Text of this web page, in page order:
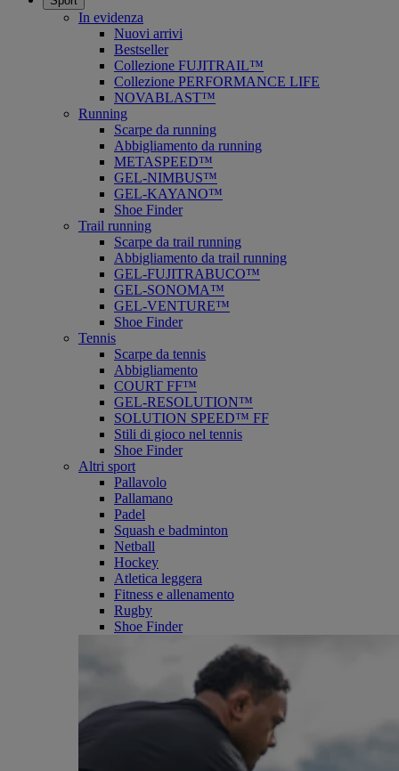
In evidenza
Nuovi arrivi
Bestseller
Collezione FUJITRAIL™
Collezione PERFORMANCE LIFE
NOVABLAST™
Running
Scarpe da running
Abbigliamento da running
METASPEED™
GEL-NIMBUS™
GEL-KAYANO™
Shoe Finder
Trail running
Scarpe da trail running
Abbigliamento da trail running
GEL-FUJITRABUCO™
GEL-SONOMA™
GEL-VENTURE™
Shoe Finder
Tennis
Scarpe da tennis
Abbigliamento
COURT FF™
GEL-RESOLUTION™
SOLUTION SPEED™ FF
Stili di gioco nel tennis
Shoe Finder
Altri sport
Pallavolo
Pallamano
Padel
Squash e badminton
Netball
Hockey
Atletica leggera
Fitness e allenamento
Rugby
Shoe Finder